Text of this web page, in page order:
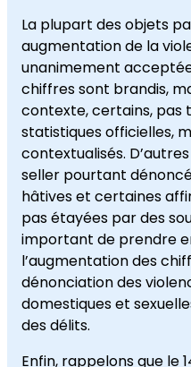
La plupart des objets
augmentation de la
unanimement
chiffres sont brandis,
contexte, certains, pas
statistiques officielles,
contextualisés.
seller pourtant
hâtives et certaines
pas étayées par des
important de prendre
l’augmentation des
dénonciation des
domestiques et
des délits.
Enfin, rappelons que le